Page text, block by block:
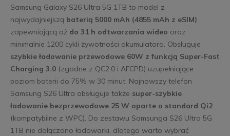
Samsung Galaxy S26 Ultra 5G 1TB to model z
najwydajniejszą baterią 5000 mAh (4855 mAh z eSIM)
zapewniającą aż do 31 h odtwarzania wideo oraz
minimalnie 1200 cykli żywotności akumulatora. Obsługuje
szybkie ładowanie przewodowe 60W z funkcją Super-Fast
Charging 3.0(zgodne z QC2.0 i AFCPD) uzupełniające
poziom baterii do 75% w 30 minut. Najnowszy telefon
Samsung S26 Ultra obsługuje także super-szybkie
ładowanie bezprzewodowe 25 W oparte o standard Qi2
(kompatybilne z WPC). Do zestawu Samsunga S26 Ultra 5G
1TB nie dołączono ładowarki, dlatego warto wybrać